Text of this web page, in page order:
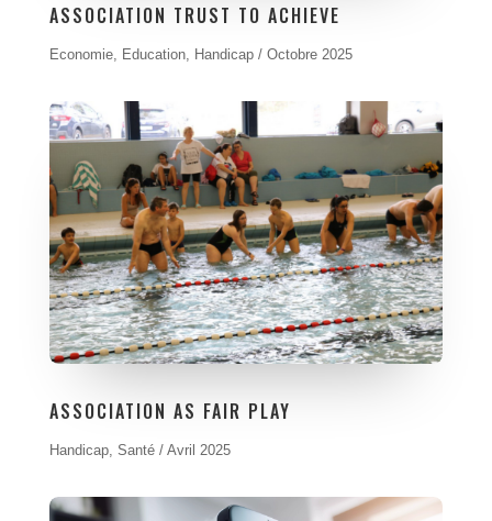
ASSOCIATION TRUST TO ACHIEVE
Economie, Education, Handicap / Octobre 2025
ASSOCIATION AS FAIR PLAY
Handicap, Santé / Avril 2025